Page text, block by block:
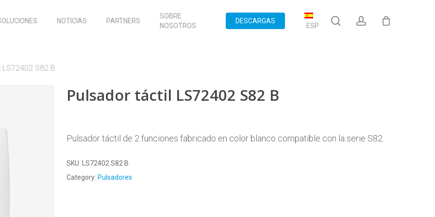
NOTICIAS PARTNERS
SOBRE
NOSOTROS
DESCARGAS
ESP searchaccount
S82 B
Pulsador táctil LS72402 S82 B
Pulsador táctil de 2 funciones fabricado en color blanco compatible con la serie S82.
SKU: LS72402 S82 B
Category: Pulsadores